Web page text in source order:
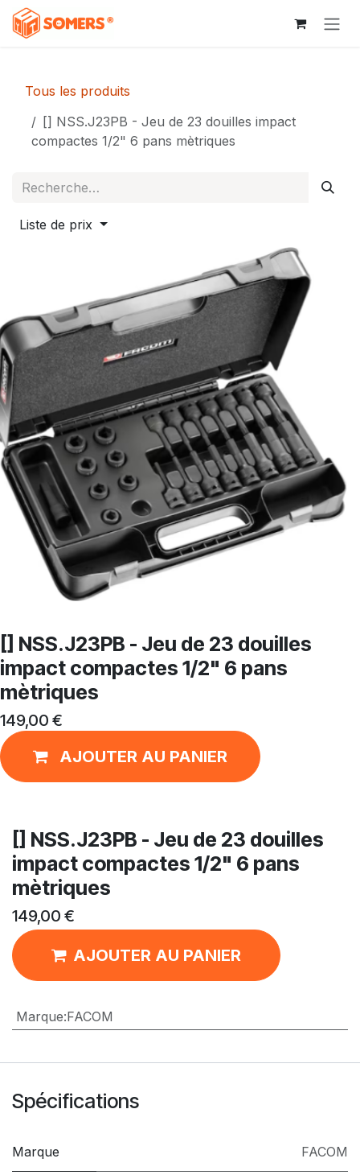
Se rendre au contenu
Tous les produits
[] NSS.J23PB - Jeu de 23 douilles impact
compactes 1/2" 6 pans mètriques
Liste de prix
[] NSS.J23PB - Jeu de 23 douilles
impact compactes 1/2" 6 pans
mètriques
149,00 €
AJOUTER AU PANIER
[] NSS.J23PB - Jeu de 23 douilles
impact compactes 1/2" 6 pans
mètriques
149,00 €
AJOUTER AU PANIER
Marque:FACOM
Spécifications
Marque FACOM